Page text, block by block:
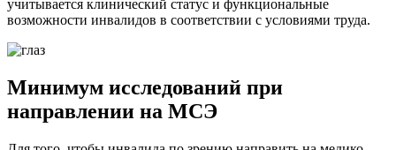
учитывается клинический статус и функциональные
возможности инвалидов в соответствии с условиями труда.
Минимум исследований при
направлении на МСЭ